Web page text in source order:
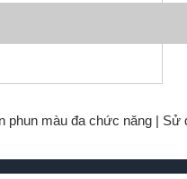
phun màu đa chức năng | Sử